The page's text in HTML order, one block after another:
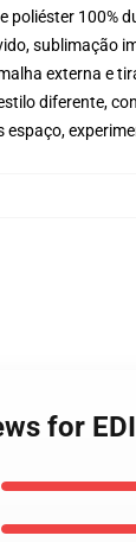
poliéster 100%
sublimação
externa e
diferente,
espaço,
for